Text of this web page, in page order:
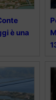
è una